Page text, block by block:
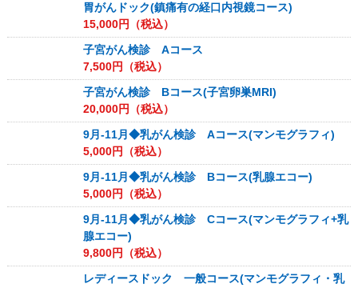
胃がんドック(鎮痛有の経口内視鏡コース)
15,000円（税込）
子宮がん検診 Aコース
7,500円（税込）
子宮がん検診 Bコース(子宮卵巣MRI)
20,000円（税込）
9月-11月◆乳がん検診 Aコース(マンモグラフィ)
5,000円（税込）
9月-11月◆乳がん検診 Bコース(乳腺エコー)
5,000円（税込）
9月-11月◆乳がん検診 Cコース(マンモグラフィ+乳
腺エコー)
9,800円（税込）
レディースドック 一般コース(マンモグラフィ・乳